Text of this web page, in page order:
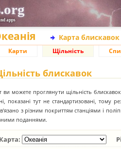
apps
Карта
Карти Щільність
блискавок
ви можете проглянути щільність
показані тут не стандартизовані, тому
з різним покриттям станціями і
поданнями.
Карта: